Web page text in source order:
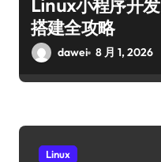
Linux小程序开
搭建全攻略
dawei 8 月 1, 2026
Linux